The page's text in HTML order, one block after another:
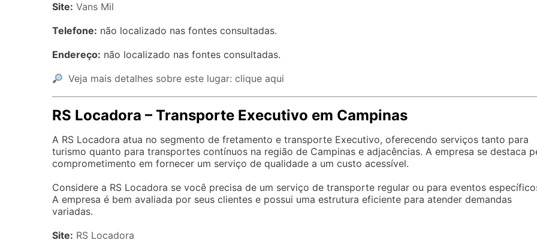
Site: Vans Mil
Telefone: não localizado nas fontes consultadas.
Endereço: não localizado nas fontes consultadas.
Veja mais detalhes sobre este lugar: clique aqui
RS Locadora – Transporte Executivo em Campinas
A RS Locadora atua no segmento de fretamento e transporte Executivo, oferecendo serviços tanto para
turismo quanto para transportes contínuos na região de Campinas e adjacências. A empresa se destaca
comprometimento em fornecer um serviço de qualidade a um custo acessível.
Considere a RS Locadora se você precisa de um serviço de transporte regular ou para eventos
A empresa é bem avaliada por seus clientes e possui uma estrutura eficiente para atender demandas
variadas.
Site: RS Locadora